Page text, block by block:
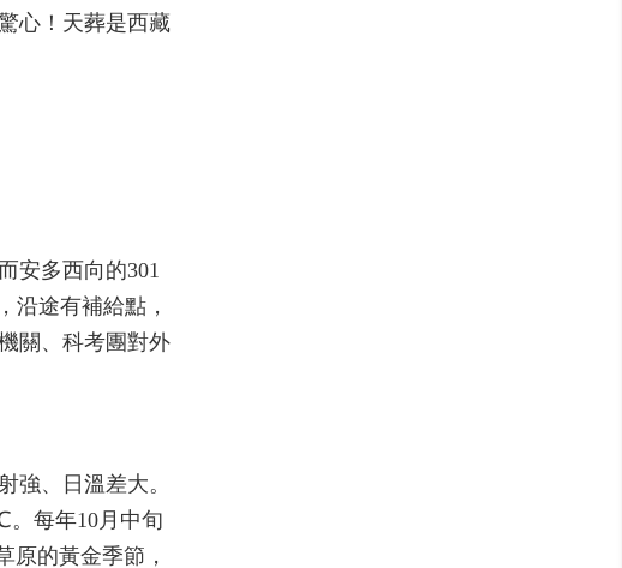
心！天葬是西藏
安多西向的301
沿途有補給點，
關、科考團對外
強、日溫差大。
。每年10月中旬
原的黃金季節，